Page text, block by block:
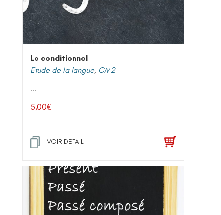
Le conditionnel
Etude de la langue, CM2
...
5,00€
VOIR DETAIL